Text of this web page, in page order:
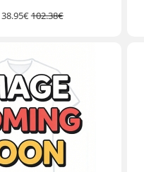
38.95€102.38€